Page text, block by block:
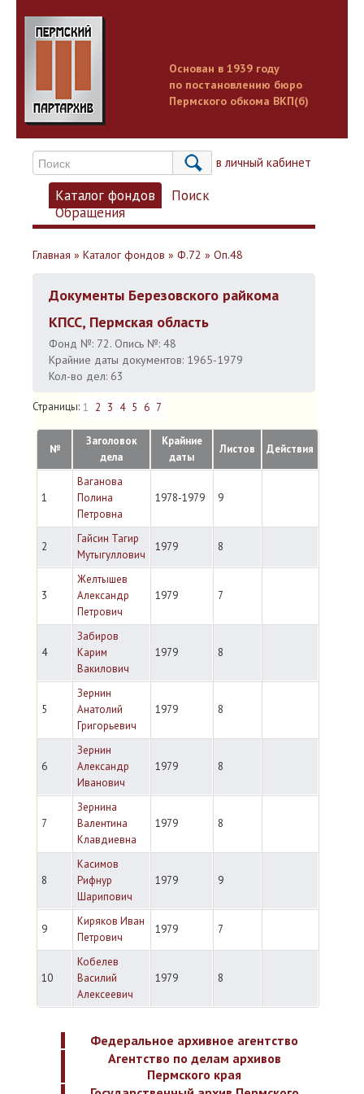
Основан в 1939 году
по постановлению бюро
Пермского обкома ВКП(б)
Вход в личный кабинет
Каталог фондов
Поиск
Обращения
Главная » Каталог фондов » Ф.72 » Оп.48
Документы Березовского райкома
КПСС, Пермская область
Фонд №: 72. Опись №: 48
Крайние даты документов: 1965-1979
Кол-во дел: 63
Страницы: 1 2 3 4 5 6 7
№
Заголовок
дела
Крайние
даты
Листов Действия
1
Ваганова
Полина
Петровна
1978-1979 9
2
Гайсин Тагир
Мутыгуллович
1979 8
3
Желтышев
Александр
Петрович
1979 7
4
Забиров
Карим
Вакилович
1979 8
5
Зернин
Анатолий
Григорьевич
1979 8
6
Зернин
Александр
Иванович
1979 8
7
Зернина
Валентина
Клавдиевна
1979 8
8
Касимов
Рифнур
Шарипович
1979 9
9
Киряков Иван
Петрович
1979 7
10
Кобелев
Василий
Алексеевич
1979 8
Федеральное архивное агентство
Агентство по делам архивов
Пермского края